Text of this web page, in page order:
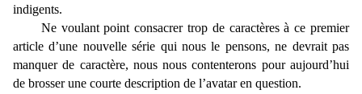
indigents.
Ne voulant point consacrer trop de caractères à ce premier
article d’une nouvelle série qui nous le pensons, ne devrait pas
manquer de caractère, nous nous contenterons pour aujourd’hui
de brosser une courte description de l’avatar en question.